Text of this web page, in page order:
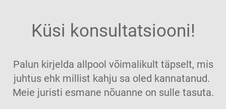
Küsi konsultatsiooni!
Palun kirjelda allpool võimalikult täpselt, mis
juhtus ehk millist kahju sa oled kannatanud.
Meie juristi esmane nõuanne on sulle tasuta.